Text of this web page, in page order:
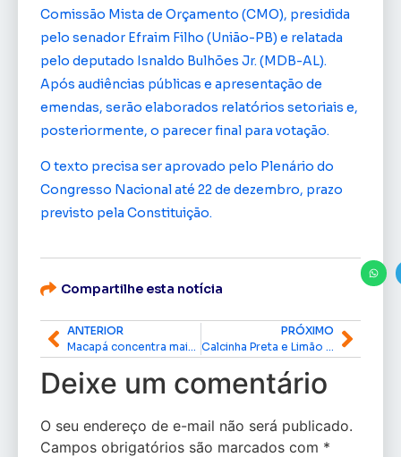
Comissão Mista de Orçamento (CMO), presidida
pelo senador Efraim Filho (União-PB) e relatada
pelo deputado Isnaldo Bulhões Jr. (MDB-AL).
Após audiências públicas e apresentação de
emendas, serão elaborados relatórios setoriais e,
posteriormente, o parecer final para votação.
O texto precisa ser aprovado pelo Plenário do
Congresso Nacional até 22 de dezembro, prazo
previsto pela Constituição.
Compartilhe esta notícia
ANTERIOR
PRÓXIMO
Deixe um comentário
O seu endereço de e-mail não será publicado.
Campos obrigatórios são marcados com *